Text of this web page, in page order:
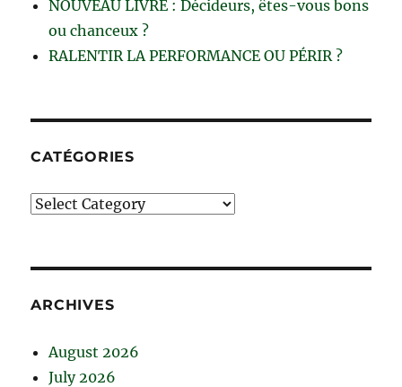
NOUVEAU LIVRE : Décideurs, êtes-vous bons
ou chanceux ?
RALENTIR LA PERFORMANCE OU PÉRIR ?
CATÉGORIES
Catégories
ARCHIVES
August 2026
July 2026